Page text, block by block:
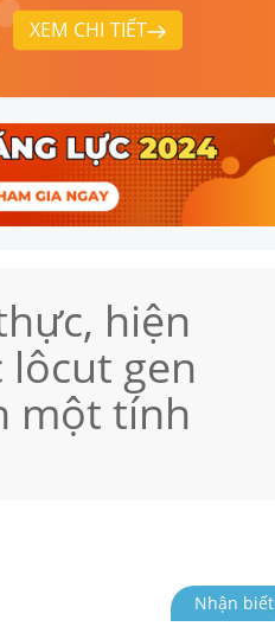
XEM CHI TIẾT
hiện
lôcut gen
một tính
Nhận biết